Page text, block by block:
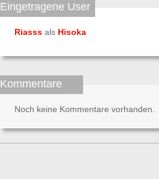
Eingetragene User
Riasss als Hisoka
Kommentare
Noch keine Kommentare vorhanden.